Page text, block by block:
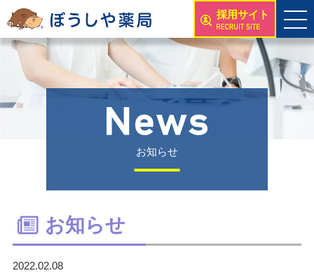
採用サイト
お知らせ
お知らせ
2022.02.08